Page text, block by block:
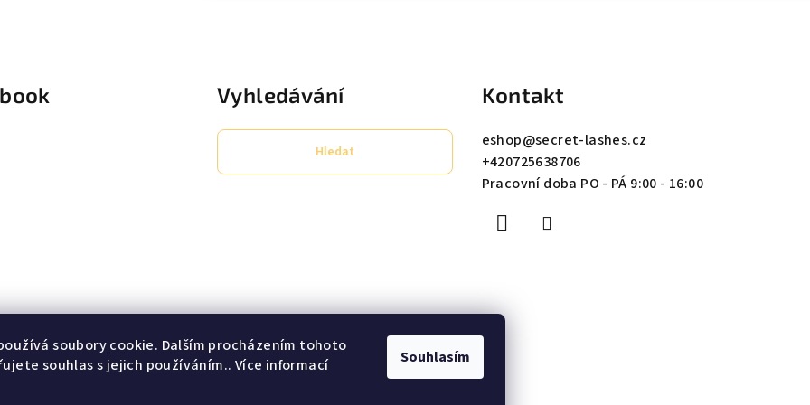
soubory cookie. Dalším procházením tohoto
souhlas s jejich používáním.. Více informací
Souhlasím
Vyhledávání
Hledat
Kontakt
eshop@secret-lashes.cz
+420725638706
Pracovní doba PO - PÁ 9:00 - 16:00